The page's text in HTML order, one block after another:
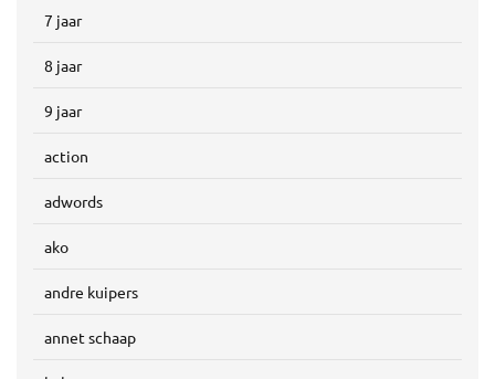
7 jaar
8 jaar
9 jaar
action
adwords
ako
andre kuipers
annet schaap